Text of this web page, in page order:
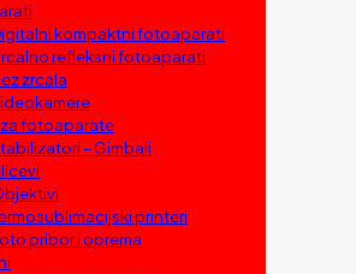
kompaktni fotoaparati
refleksni fotoaparati
zrcala
fotoaparate
– Gimbali
printeri
pribor i oprema